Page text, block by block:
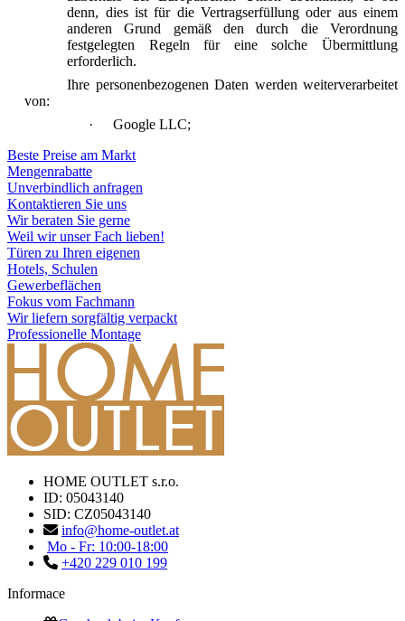
denn, dies ist für die Vertragserfüllung oder aus einem
anderen Grund gemäß den durch die Verordnung
festgelegten Regeln für eine solche Übermittlung
erforderlich.
Ihre personenbezogenen Daten werden weiterverarbeitet
von:
·
Google LLC;
Beste Preise am Markt
Mengenrabatte
Unverbindlich anfragen
Kontaktieren Sie uns
Wir beraten Sie gerne
Weil wir unser Fach lieben!
Türen zu Ihren eigenen
Hotels, Schulen
Gewerbeflächen
Fokus vom Fachmann
Wir liefern sorgfältig verpackt
Professionelle Montage
HOME OUTLET s.r.o.
ID: 05043140
SID: CZ05043140
info@home-outlet.at
Mo - Fr: 10:00-18:00
+420 229 010 199
Informace